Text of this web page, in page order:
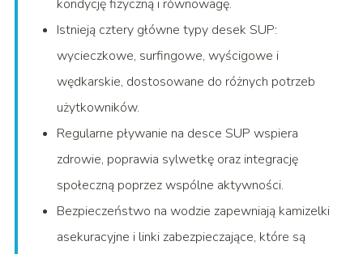
kondycję fizyczną i równowagę.
Istnieją cztery główne typy desek SUP:
wycieczkowe, surfingowe, wyścigowe i
wędkarskie, dostosowane do różnych potrzeb
użytkowników.
Regularne pływanie na desce SUP wspiera
zdrowie, poprawia sylwetkę oraz integrację
społeczną poprzez wspólne aktywności.
Bezpieczeństwo na wodzie zapewniają kamizelki
asekuracyjne i linki zabezpieczające, które są